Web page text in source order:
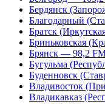
Бердянск
Благодарный
Братск
Бриньковская
Брянск — 98,2
Бугульма
Буденновск
Владивосток
Владикавказ